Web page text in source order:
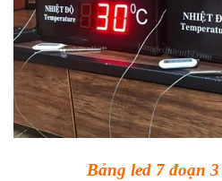
Bảng led 7 đoạn